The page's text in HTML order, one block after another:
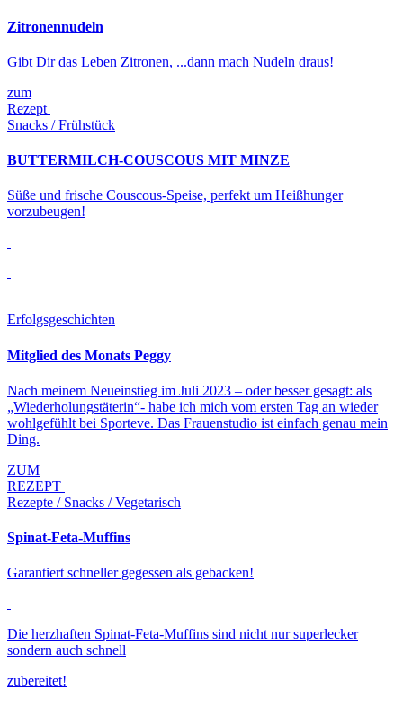
Zitronennudeln
Gibt Dir das Leben Zitronen, ...dann mach Nudeln draus!
zum
Rezept
Snacks / Frühstück
BUTTERMILCH-COUSCOUS MIT MINZE
Süße und frische Couscous-Speise, perfekt um Heißhunger
vorzubeugen!
Erfolgsgeschichten
Mitglied des Monats Peggy
Nach meinem Neueinstieg im Juli 2023 – oder besser gesagt: als
„Wiederholungstäterin“- habe ich mich vom ersten Tag an wieder
wohlgefühlt bei Sporteve. Das Frauenstudio ist einfach genau mein
Ding.
ZUM
REZEPT
Rezepte / Snacks / Vegetarisch
Spinat-Feta-Muffins
Garantiert schneller gegessen als gebacken!
Die herzhaften Spinat-Feta-Muffins sind nicht nur superlecker
sondern auch schnell
zubereitet!